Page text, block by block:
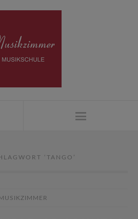
‘ TANGO ’